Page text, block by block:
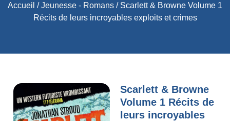
Accueil /Jeunesse - Romans / Scarlett & Browne Volume 1
Récits de leurs incroyables exploits et crimes
Scarlett & Browne
Volume 1 Récits de
leurs incroyables